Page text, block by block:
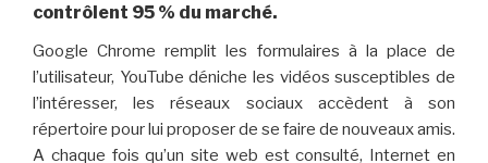
contrôlent 95 % du marché.
Google Chrome remplit les formulaires à la place de
l’utilisateur, YouTube déniche les vidéos susceptibles de
l’intéresser, les réseaux sociaux accèdent à son
répertoire pour lui proposer de se faire de nouveaux amis.
A chaque fois qu’un site web est consulté, Internet en